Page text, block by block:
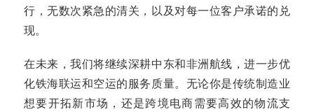
行，无数次紧急的清关，以及对每一位客户承诺的兑
现。
在未来，我们将继续深耕中东和非洲航线，进一步优
化铁海联运和空运的服务质量。无论你是传统制造业
想要开拓新市场，还是跨境电商需要高效的物流支